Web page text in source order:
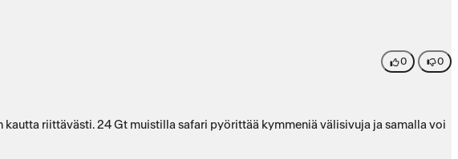
0 0
riittävästi. 24 Gt muistilla safari pyörittää kymmeniä välisivuja ja samalla voi